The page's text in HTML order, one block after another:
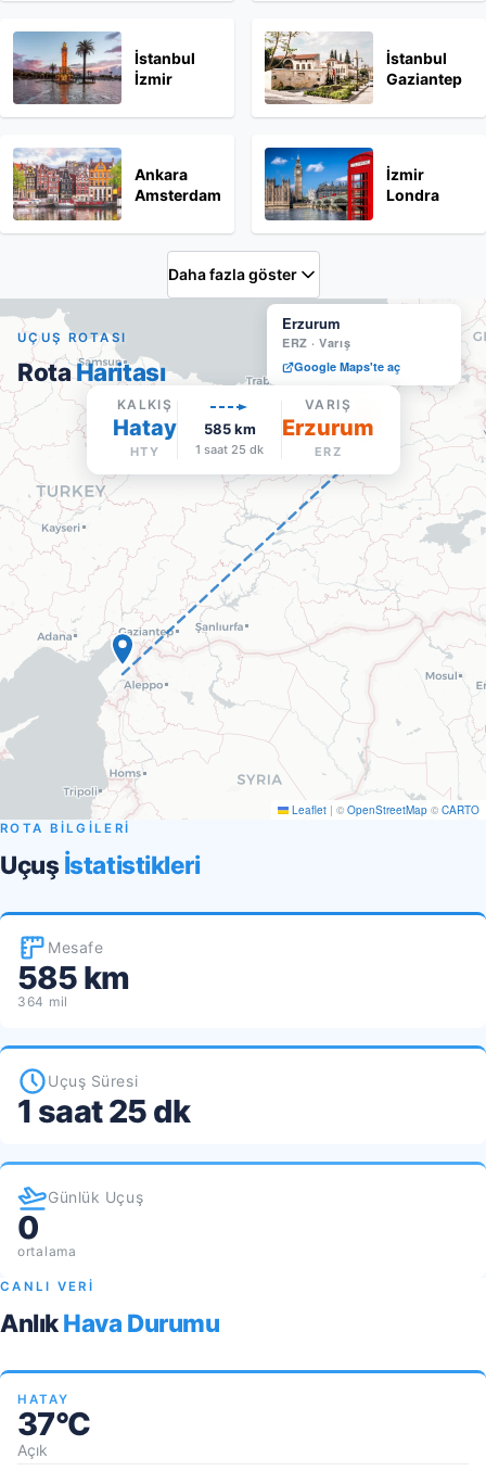
İstanbul
İzmir
İstanbul
Gaziantep
Ankara
Amsterdam
İzmir
Londra
Daha fazla göster
Erzurum
ERZ ·Varış
Google Maps'te aç
Leaflet | © OpenStreetMap © CARTO
UÇUŞ ROTASI
RotaHaritası
KALKIŞ
Hatay
HTY
585km
1 saat 25 dk
VARIŞ
Erzurum
ERZ
ROTA BİLGİLERİ
Uçuş İstatistikleri
Mesafe
585 km
364 mil
Uçuş Süresi
1 saat 25 dk
Günlük Uçuş
0
ortalama
CANLI VERİ
AnlıkHava Durumu
HATAY
37°C
Açık